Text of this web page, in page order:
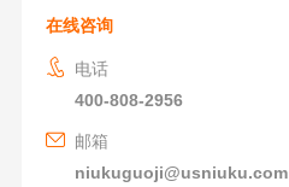
在线咨询
电话
400-808-2956
邮箱
niukuguoji@usniuku.com